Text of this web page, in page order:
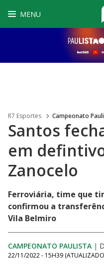
MENU
R7 Esportes Campeonato
Santos
em
Zanocelo
Ferroviária, time que
confirmou a
Vila Belmiro
CAMPEONATO PAULISTA |
22/11/2022 - 15H39